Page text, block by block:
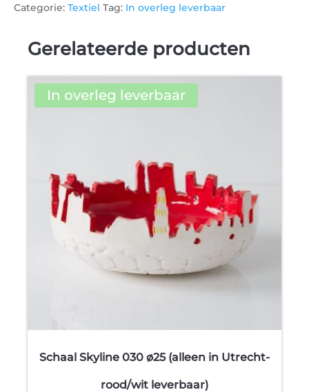
Categorie: Textiel Tag: In overleg leverbaar
Gerelateerde producten
Schaal Skyline 030 ø25 (alleen in Utrecht-
rood/wit leverbaar)
In overleg leverbaar